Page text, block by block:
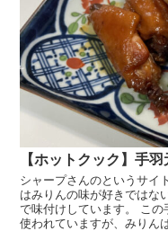
【ホットクック】手
シャープさんのというサイ
はみりんの味が好きではな
で味付けしています。 こ
使われていますが、みりん